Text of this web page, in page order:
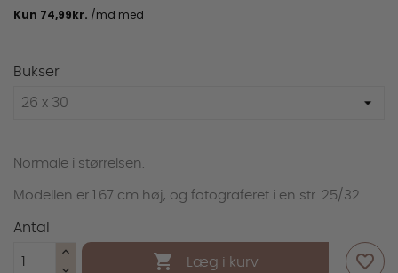
Bukser
Normale i størrelsen.
Modellen er 1.67 cm høj, og fotograferet i en str. 25/32.
Antal
 Læg i kurv favorite_outline